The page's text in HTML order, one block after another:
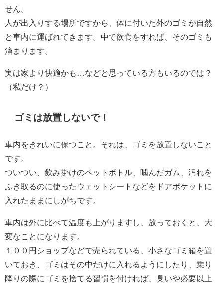
せん。
人が出入りする場所ですから、体に付いた外のゴミが自然
と車内に運ばれてきます。中で飲食をすれば、そのゴミも
溜まります。
実は家より快適かも…などと思っている方もいるのでは？
（私だけ？）
ゴミは放置しないで！
車内をきれいに保つこと。それは、ゴミを放置しないこと
です。
ついつい、飲み掛けのペットボトル、噛んだガム、汚れを
ふき取るのに使ったウェットシートなどをドアポケットに
入れたままにしがちです。
車内は外に比べて温度も上がりますし、放っておくと、大
変なことになります。
１００円ショップなどで売られている、小さなゴミ箱を置
いておき、ゴミはその中だけに入れるようにしたり、乗り
降りの際にゴミを捨てる習慣を付ければ、臭いや必要以上